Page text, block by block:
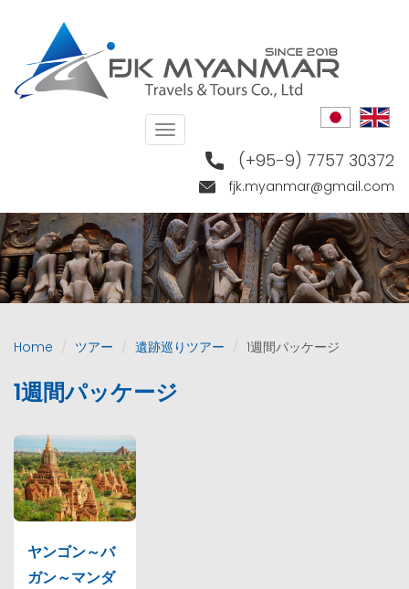
content
(+95-9) 7757 30372
fjk.myanmar@gmail.com
Toggle
navigation
Home ツアー 遺跡巡りツアー 1週間パッケージ
1週間パッケージ
ヤンゴン～バ
ガン～マンダ